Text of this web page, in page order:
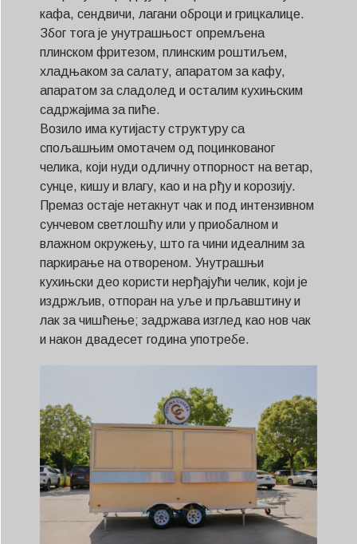
кафа, сендвичи, лагани оброци и грицкалице.
Због тога је унутрашњост опремљена
плинском фритезом, плинским роштиљем,
хладњаком за салату, апаратом за кафу,
апаратом за сладолед и осталим кухињским
садржајима за пиће.
Возило има кутијасту структуру са
спољашњим омотачем од поцинкованог
челика, који нуди одличну отпорност на ветар,
сунце, кишу и влагу, као и на рђу и корозију.
Премаз остаје нетакнут чак и под интензивном
сунчевом светлошћу или у приобалном и
влажном окружењу, што га чини идеалним за
паркирање на отвореном. Унутрашњи
кухињски део користи нерђајући челик, који је
издржљив, отпоран на уље и прљавштину и
лак за чишћење; задржава изглед као нов чак
и након двадесет година употребе.